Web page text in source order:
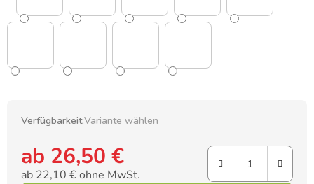
Verfügbarkeit:Variante wählen
ab 26,50 €
ab 22,10 €ohne MwSt.